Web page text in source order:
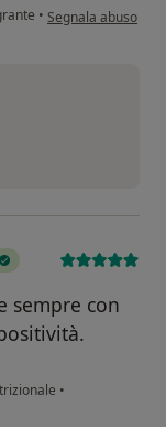
• secondo
Segnala abuso
sempre con
•